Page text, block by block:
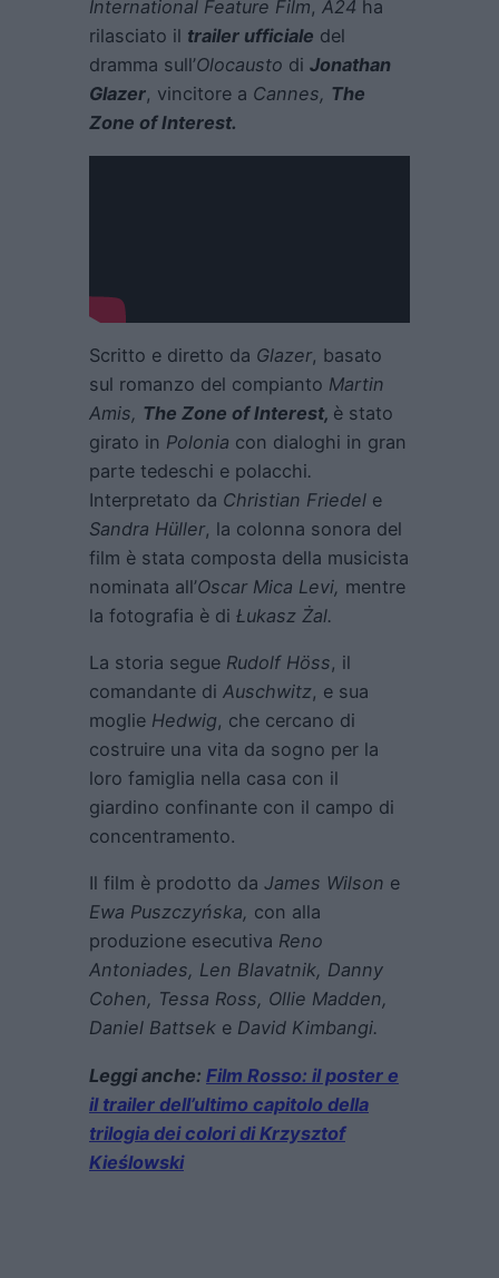
International Feature Film, A24 ha
rilasciato il trailer ufficiale del
dramma sull’Olocausto di Jonathan
Glazer, vincitore a Cannes, The
Zone of Interest.
Scritto e diretto da Glazer, basato
sul romanzo del compianto Martin
Amis, The Zone of Interest, è stato
girato in Polonia con dialoghi in gran
parte tedeschi e polacchi.
Interpretato da Christian Friedel e
Sandra Hüller, la colonna sonora del
film è stata composta della musicista
nominata all’Oscar Mica Levi, mentre
la fotografia è di Łukasz Żal.
La storia segue Rudolf Höss, il
comandante di Auschwitz, e sua
moglie Hedwig, che cercano di
costruire una vita da sogno per la
loro famiglia nella casa con il
giardino confinante con il campo di
concentramento.
Il film è prodotto da James Wilson e
Ewa Puszczyńska, con alla
produzione esecutiva Reno
Antoniades, Len Blavatnik, Danny
Cohen, Tessa Ross, Ollie Madden,
Daniel Battsek e David Kimbangi.
Leggi anche: Film Rosso: il poster e
il trailer dell’ultimo capitolo della
trilogia dei colori di Krzysztof
Kieślowski